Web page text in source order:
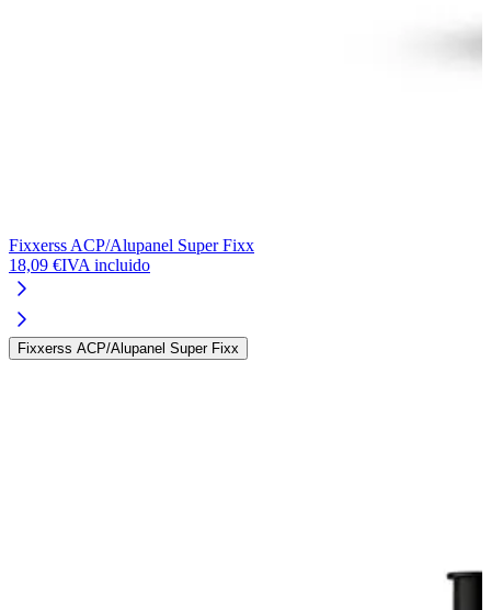
Fixxerss ACP/Alupanel Super Fixx
18,09 €IVA incluido
Fixxerss ACP/Alupanel Super Fixx